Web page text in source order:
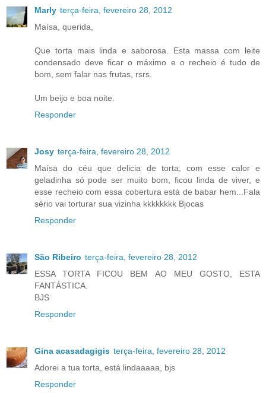
Marly terça-feira, fevereiro 28, 2012
Maísa, querida,
Que torta mais linda e saborosa. Esta massa com leite
condensado deve ficar o máximo e o recheio é tudo de
bom, sem falar nas frutas, rsrs.
Um beijo e boa noite.
Responder
Josy terça-feira, fevereiro 28, 2012
Maísa do céu que delicia de torta, com esse calor e
geladinha só pode ser muito bom, ficou linda de viver, e
esse recheio com essa cobertura está de babar hem...Fala
sério vai torturar sua vizinha kkkkkkkk Bjocas
Responder
São Ribeiro terça-feira, fevereiro 28, 2012
ESSA TORTA FICOU BEM AO MEU GOSTO, ESTA
FANTÁSTICA.
BJS
Responder
Gina acasadagigis terça-feira, fevereiro 28, 2012
Adorei a tua torta, está lindaaaaa, bjs
Responder